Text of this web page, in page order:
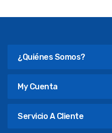
¿Quiénes Somos?
My Cuenta
Servicio A Cliente